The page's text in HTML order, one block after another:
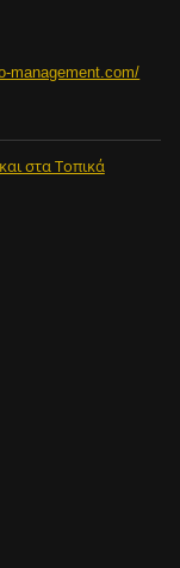
management.com/
στα Τοπικά